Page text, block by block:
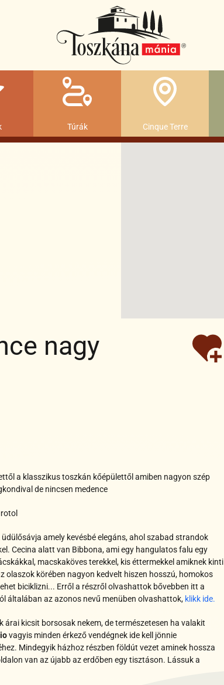
Túrák Cinque Terre
nagy
a klasszikus toszkán kőépülettől amiben nagyon szép
de nincsen medence
amely kevésbé elegáns, ahol szabad strandok
Cecina alatt van Bibbona, ami egy hangulatos falu egy
macskaköves terekkel, kis éttermekkel amiknek kinti
körében nagyon kedvelt hiszen hosszú, homokos
biciklizni... Erről a részről olvashattok bővebben itt a
általában az azonos nevű menüben olvashattok, klikk ide.
árai kicsit borsosak nekem, de természetesen ha valakit
vagyis minden érkező vendégnek ide kell jönnie
Mindegyik házhoz részben földút vezet aminek hossza
van az újabb az erdőben egy tisztáson. Lássuk a